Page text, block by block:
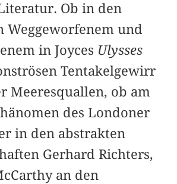
Ob in den
Weggeworfenem und
in Joyces Ulysses
Tentakelgewirr
Meeres­quallen, ob am
des Londoner
in den abstrakten
Gerhard Richters,
an den